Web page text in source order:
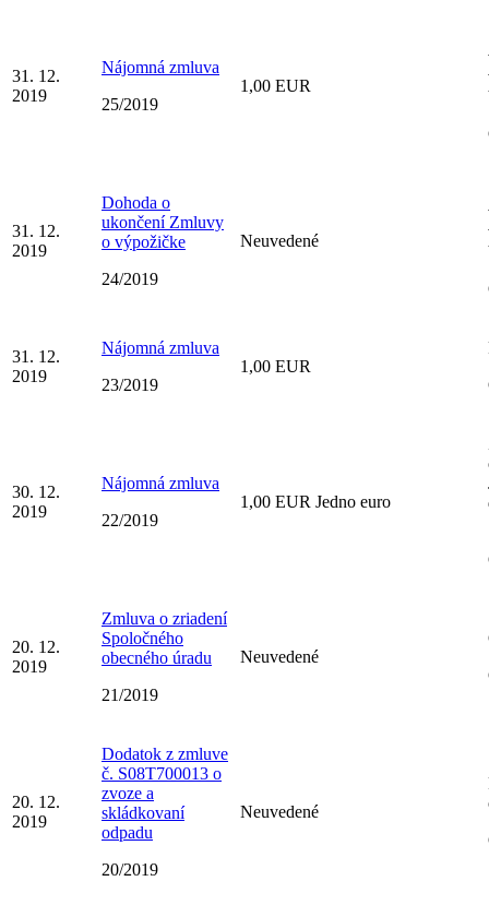
31. 12.
2019
Nájomná zmluva
25/2019
1,00 EUR
31. 12.
2019
Dohoda o
ukončení Zmluvy
o výpožičke
24/2019
Neuvedené
31. 12.
2019
Nájomná zmluva
23/2019
1,00 EUR
30. 12.
2019
Nájomná zmluva
22/2019
1,00 EUR Jedno euro
20. 12.
2019
Zmluva o zriadení
Spoločného
obecného úradu
21/2019
Neuvedené
20. 12.
2019
Dodatok z zmluve
č. S08T700013 o
zvoze a
skládkovaní
odpadu
20/2019
Neuvedené